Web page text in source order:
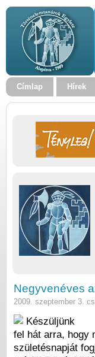
Címlap Hírek
Negyvenéves
2009. szeptember 3.
Készüljünk
fel hát arra, hogy
születésnapját